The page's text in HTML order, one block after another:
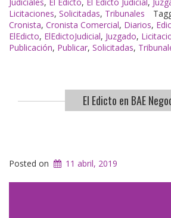
Comercial»
Licitaciones, Solicitadas, Tribunales
Cronista, Cronista Comercial, Diarios,
ElEdicto, ElEdictoJudicial, Juzgado,
Publicación, Publicar, Solicitadas,
El Edicto en BAE
Posted on 11 abril, 2019